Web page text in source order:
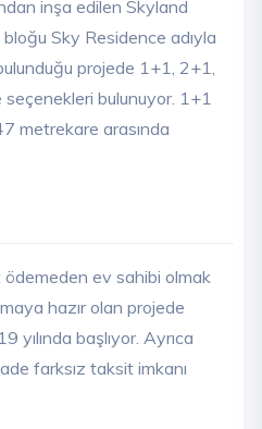
inşa edilen Skyland
Sky Residence adıyla
projede 1+1, 2+1,
bulunuyor. 1+1
metrekare arasında
ev sahibi olmak
hazır olan projede
yılında başlıyor. Ayrıca
farksız taksit imkanı